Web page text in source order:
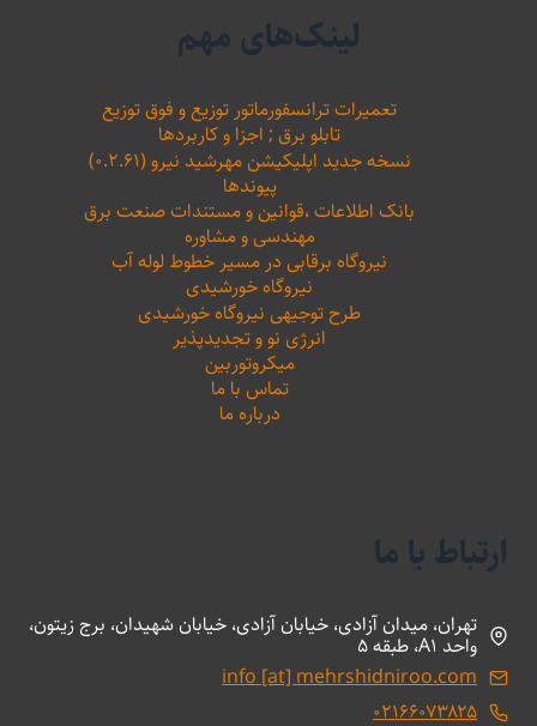
لینک‌های مهم
تعمیرات ترانسفورماتور توزیع و فوق توزیع
تابلو برق ; اجزا و کاربردها
نسخه جدید اپلیکیشن مهرشید نیرو (۰.۲.۶۱)
پیوندها
بانک اطلاعات ،‌قوانین و مستندات صنعت برق
مهندسی و مشاوره
نیروگاه برقابی در مسیر خطوط لوله آب
نیروگاه خورشیدی
طرح توجیهی نیروگاه خورشیدی
انرژی نو و تجدیدپذیر
میکروتوربین
تماس با ما
درباره ما
ارتباط با ما
تهران، میدان آزادی، خیابان آزادی، خیابان شهیدان، برج زیتون،
واحد A1، طبقه 5
info [at] mehrshidniroo.com
۰۲۱۶۶۰۷۳۸۲۵